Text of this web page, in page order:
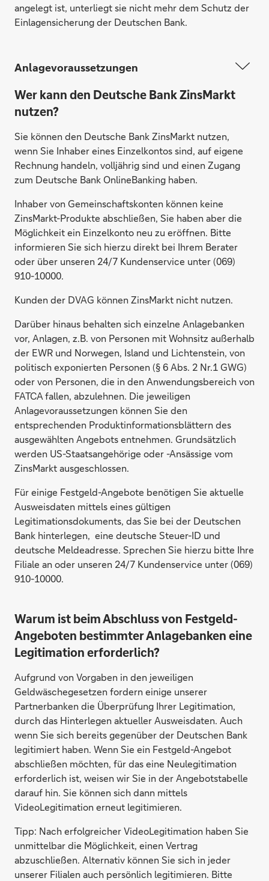
angelegt ist, unterliegt sie nicht mehr dem Schutz der
Einlagensicherung der Deutschen Bank.
Anlagevoraussetzungen
Wer kann den Deutsche Bank ZinsMarkt
nutzen?
Sie können den Deutsche Bank ZinsMarkt nutzen,
wenn Sie Inhaber eines Einzelkontos sind, auf eigene
Rechnung handeln, volljährig sind und einen Zugang
zum Deutsche Bank OnlineBanking haben.
Inhaber von Gemeinschaftskonten können keine
ZinsMarkt-Produkte abschließen, Sie haben aber die
Möglichkeit ein Einzelkonto neu zu eröffnen. Bitte
informieren Sie sich hierzu direkt bei Ihrem Berater
oder über unseren 24/7 Kundenservice unter (069)
910-10000.
Kunden der DVAG können ZinsMarkt nicht nutzen.
Darüber hinaus behalten sich einzelne Anlagebanken
vor, Anlagen, z.B. von Personen mit Wohnsitz außerhalb
der EWR und Norwegen, Island und Lichtenstein, von
politisch exponierten Personen (§ 6 Abs. 2 Nr.1 GWG)
oder von Personen, die in den Anwendungsbereich von
FATCA fallen, abzulehnen. Die jeweiligen
Anlagevoraussetzungen können Sie den
entsprechenden Produktinformationsblättern des
ausgewählten Angebots entnehmen. Grundsätzlich
werden US-Staatsangehörige oder -Ansässige vom
ZinsMarkt ausgeschlossen.
Für einige Festgeld-Angebote benötigen Sie aktuelle
Ausweisdaten mittels eines gültigen
Legitimationsdokuments, das Sie bei der Deutschen
Bank hinterlegen, eine deutsche Steuer-ID und
deutsche Meldeadresse. Sprechen Sie hierzu bitte Ihre
Filiale an oder unseren 24/7 Kundenservice unter (069)
910-10000.
Warum ist beim Abschluss von Festgeld-
Angeboten bestimmter Anlagebanken eine
Legitimation erforderlich?
Aufgrund von Vorgaben in den jeweiligen
Geldwäschegesetzen fordern einige unserer
Partnerbanken die Überprüfung Ihrer Legitimation,
durch das Hinterlegen aktueller Ausweisdaten. Auch
wenn Sie sich bereits gegenüber der Deutschen Bank
legitimiert haben. Wenn Sie ein Festgeld-Angebot
abschließen möchten, für das eine Neulegitimation
erforderlich ist, weisen wir Sie in der Angebotstabelle
darauf hin. Sie können sich dann mittels
VideoLegitimation erneut legitimieren.
Tipp: Nach erfolgreicher VideoLegitimation haben Sie
unmittelbar die Möglichkeit, einen Vertrag
abzuschließen. Alternativ können Sie sich in jeder
unserer Filialen auch persönlich legitimieren. Bitte